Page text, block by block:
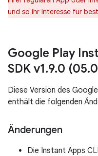
und so ihr Interesse für
Google Play
SDK v1.9.0 (05.
Diese Version des
enthält die folgenden
Änderungen
Die Instant Apps